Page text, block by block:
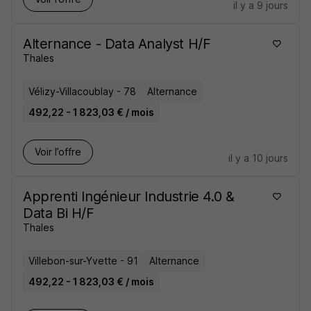
il y a 9 jours
Alternance - Data Analyst H/F
Thales
Vélizy-Villacoublay - 78
Alternance
492,22 - 1 823,03 € / mois
Voir l’offre
il y a 10 jours
Apprenti Ingénieur Industrie 4.0 &
Data Bi H/F
Thales
Villebon-sur-Yvette - 91
Alternance
492,22 - 1 823,03 € / mois